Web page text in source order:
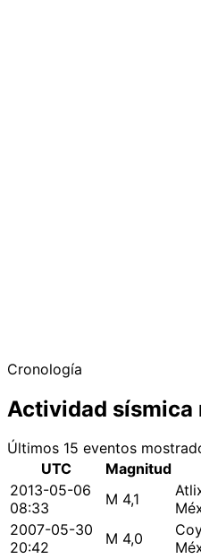
Cronología
Actividad sísmica
Últimos 15 eventos
UTC
Magnitud
2013-05-06
08:33
M 4,1
2007-05-30
20:42
M 4,0